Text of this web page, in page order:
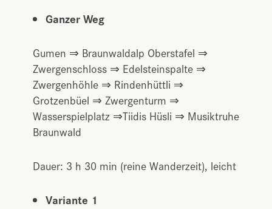
Ganzer Weg
Gumen ⇒ Braunwaldalp Oberstafel ⇒
Zwergenschloss ⇒ Edelsteinspalte ⇒
Zwergenhöhle ⇒ Rindenhüttli ⇒
Grotzenbüel ⇒ Zwergenturm ⇒
Wasserspielplatz ⇒Tiidis Hüsli ⇒ Musiktruhe
Braunwald
Dauer: 3 h 30 min (reine Wanderzeit), leicht
Variante 1